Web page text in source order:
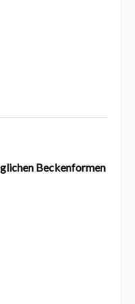
Beckenformen